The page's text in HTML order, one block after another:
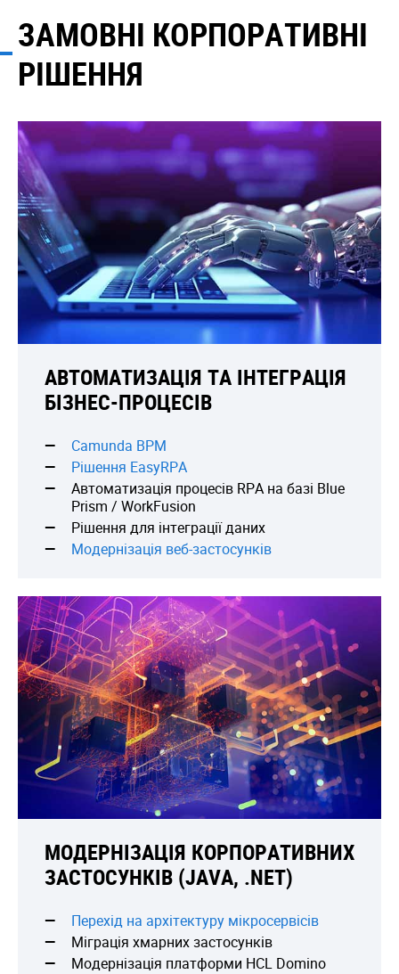
Рішення для бізнесу у сфері
фінансових технологій
ЗАМОВНІ КОРПОРАТИВНІ
РІШЕННЯ
АВТОМАТИЗАЦІЯ ТА ІНТЕГРАЦІЯ
БІЗНЕС-ПРОЦЕСІВ
Camunda BPM
Рішення EasyRPA
Автоматизація процесів RPA на базі Blue
Prism / WorkFusion
Рішення для інтеграції даних
Модернізація веб-застосунків
МОДЕРНІЗАЦІЯ КОРПОРАТИВНИХ
ЗАСТОСУНКІВ (JAVA, .NET)
Перехід на архітектуру мікросервісів
Міграція хмарних застосунків
Модернізація платформи HCL Domino